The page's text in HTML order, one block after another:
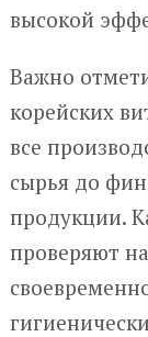
высокой
Важно
корейских
все
сырья до
продукции.
проверяют